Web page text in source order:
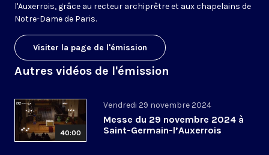
l'Auxerrois, grâce au recteur archiprêtre et aux chapelains de
Notre-Dame de Paris.
Visiter la page de l'émission
Autres vidéos de l'émission
40:00
Vendredi 29 novembre 2024
Messe du 29 novembre 2024 à
Saint-Germain-l’Auxerrois